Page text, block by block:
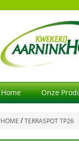
Home Onze
HOME / TERRASPOT TP26